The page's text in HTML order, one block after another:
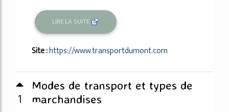
LIRE LA SUITE
Site :https://www.transportdumont.com
1
Modes de transport et types de
marchandises